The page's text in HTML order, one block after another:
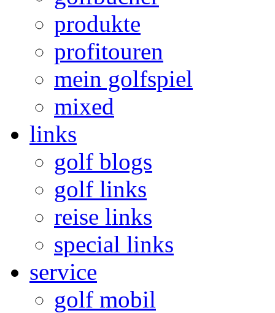
produkte
profitouren
mein golfspiel
mixed
links
golf blogs
golf links
reise links
special links
service
golf mobil